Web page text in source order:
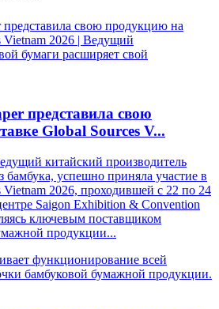
представила свою
Global Sources V...
китайский производитель
успешно приняла участие в
Vietnam 2026, проходившей с 22 по 24
Saigon Exhibition & Convention
ключевым поставщиком
продукции...